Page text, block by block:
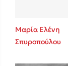
Μαρία Ελένη
Σπυροπούλου